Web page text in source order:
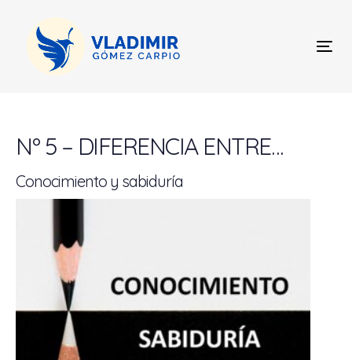
content
Nº 5 – DIFERENCIA ENTRE…
Conocimiento y sabiduría
navigation